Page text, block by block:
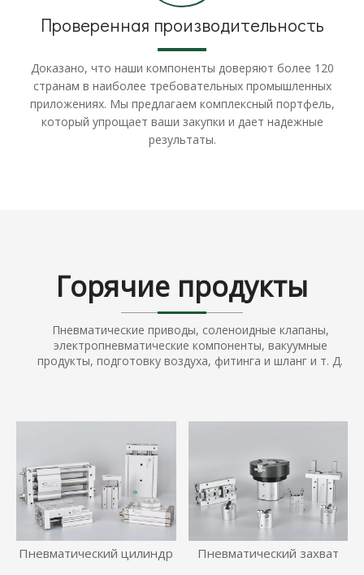
Проверенная производительность
Доказано, что наши компоненты доверяют более 120
странам в наиболее требовательных промышленных
приложениях. Мы предлагаем комплексный портфель,
который упрощает ваши закупки и дает надежные
результаты.
Горячие продукты
Пневматические приводы, соленоидные клапаны,
электропневматические компоненты, вакуумные
продукты, подготовку воздуха, фитинга и шланг и т. Д.
Пневматический цилиндр Пневматический захват